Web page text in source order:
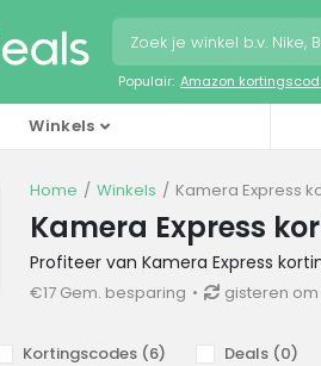
Populair: Amazon
Winkels
Home Winkels Kamera Express
Kamera Express
Profiteer van Kamera Express
€17 Gem. besparing gisteren om
Kortingscodes (6) Deals (0)